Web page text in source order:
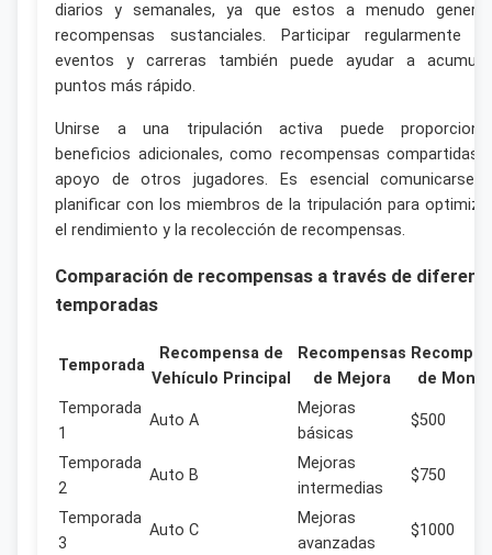
diarios y semanales, ya que estos a menudo
recompensas sustanciales. Participar regularmente
eventos y carreras también puede ayudar a
puntos más rápido.
Unirse a una tripulación activa puede
beneficios adicionales, como recompensas compartidas
apoyo de otros jugadores. Es esencial comunicarse
planificar con los miembros de la tripulación para
el rendimiento y la recolección de recompensas.
Comparación de recompensas a través de
temporadas
Temporada
Recompensa de
Vehículo Principal
Recompensas
de Mejora
de
Temporada
1
Auto A
Mejoras
básicas
$500
Temporada
2
Auto B
Mejoras
intermedias
$750
Temporada
3
Auto C
Mejoras
avanzadas
$1000